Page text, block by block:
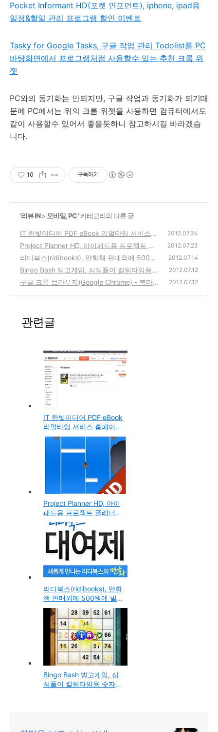
Pocket Informant HD(포켓 인포먼트), iphone, ipad용
일정&할일 관리 프로그램 할인 이벤트
Tasky for Google Tasks, 구글 작업 관리 Todolist를 PC
바탕화면에서 프로그램처럼 사용할수 있는 추천 크롬 위
젯
PC와의 동기화는 안되지만, 구글 작업과 동기화가 되기때
문에 PC에서는 위의 크롬 위젯을 사용하면 컴퓨터에서도
같이 사용할수 있어서 좋을듯하니 참고하시길 바라겠습
니다.
10 구독하기
'리뷰 iN> 모바일, PC' 카테고리의 다른 글
IT 한빛미디어 PDF eBook 리얼타임 서비스
홈페이지 오픈, DRM 저작권이 없는 free 전자
도서
(0)
2012.07.24
Project Planner HD, 아이패드용 프로젝트 플
래너 앱 할인이벤트(Gantt Chart 지원)
(0)
2012.07.23
리디북스(ridibooks), 만화책 판매외에 500원
에 빌려보는 전자책(ebook) 만화 대여제 서비
스 오픈(안드로이드, 아이폰, 아이패드)
(0)
2012.07.14
Bingo Bash 빙고게임, 심심풀이 킬링타임용
숫자맞추기 Game (페이스북, 아이폰, 아이패
2012.07.12
구글 크롬 브라우저(Google Chrome) - 북마
2012.07.12
관련글
IT 한빛미디어 PDF eBook
리얼타임 서비스 홈페이지
오픈, DRM 저작권이 없는
Project Planner HD, 아이
패드용 프로젝트 플래너
앱 할인이벤트(Gantt
Chart 지원)
리디북스(ridibooks), 만화
책 판매외에 500원에 빌
려보는 전자책(ebook) 만
화 대여제 서비스 오픈(안
드로이드, 아이폰, 아이패
드)
Bingo Bash 빙고게임, 심
심풀이 킬링타임용 숫자맞